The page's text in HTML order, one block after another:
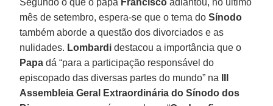
mês de setembro, espera-se que o tema doSínodo
também aborde a questão dos divorciados e as
nulidades. Lombardi destacou a importância que o
Papa dá “para a participação responsável do
episcopado das diversas partes do mundo” na
Assembleia Geral Extraordinária do Sínodo dos